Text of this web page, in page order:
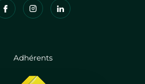
Adhérents